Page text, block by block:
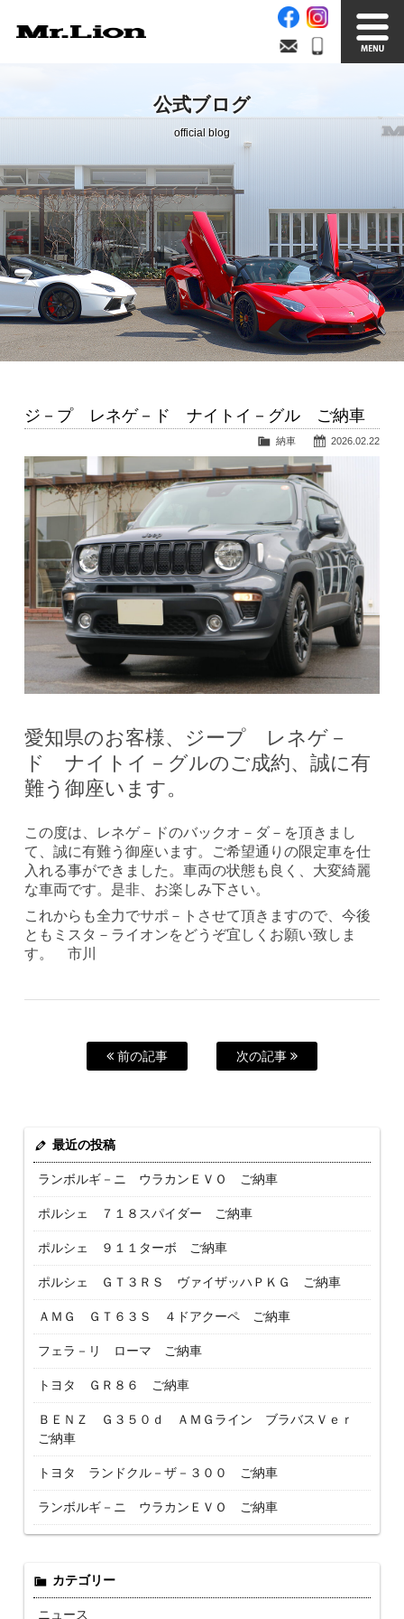
在庫車情報 買取無料査定
Factory
自社工場 サービス案内
Official Blog
公式ブログ
Company info.
会社案内
公式ブログ
official blog
ジ－プ レネゲ－ド ナイトイ－グル ご納車
2026.02.22
納車
愛知県のお客様、ジープ レネゲ－
ド ナイトイ－グルのご成約、誠に有
難う御座います。
この度は、レネゲ－ドのバックオ－ダ－を頂きまし
て、誠に有難う御座います。ご希望通りの限定車を仕
入れる事ができました。車両の状態も良く、大変綺麗
な車両です。是非、お楽しみ下さい。
これからも全力でサポ－トさせて頂きますので、今後
ともミスタ－ライオンをどうぞ宜しくお願い致しま
す。 市川
前の記事 次の記事
最近の投稿
ランボルギ－ニ ウラカンＥＶＯ ご納車
ポルシェ ７１８スパイダー ご納車
ポルシェ ９１１ターボ ご納車
ポルシェ ＧＴ３ＲＳ ヴァイザッハＰＫＧ ご納車
ＡＭＧ ＧＴ６３Ｓ ４ドアクーペ ご納車
フェラ－リ ローマ ご納車
トヨタ ＧＲ８６ ご納車
ＢＥＮＺ Ｇ３５０ｄ ＡＭＧライン ブラバスＶｅｒ
ご納車
トヨタ ランドクル－ザ－３００ ご納車
ランボルギ－ニ ウラカンＥＶＯ ご納車
カテゴリー
ニュース